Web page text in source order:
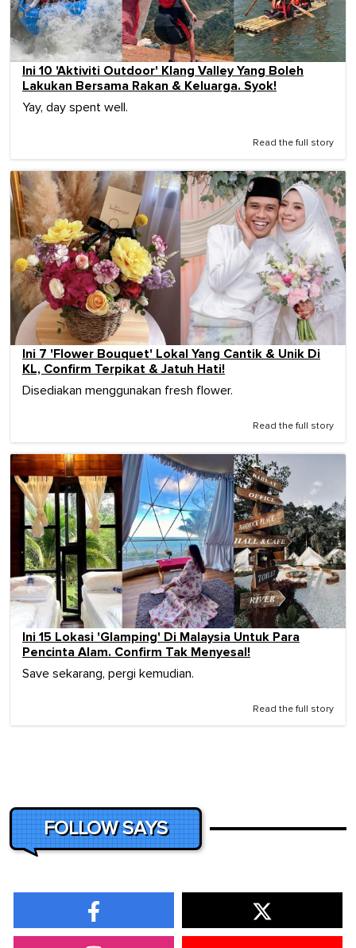
Ini 10 'Aktiviti Outdoor' Klang Valley Yang Boleh
Lakukan Bersama Rakan & Keluarga. Syok!
Yay, day spent well.
Read the full story
Ini 7 'Flower Bouquet' Lokal Yang Cantik & Unik Di
KL, Confirm Terpikat & Jatuh Hati!
Disediakan menggunakan fresh flower.
Read the full story
Ini 15 Lokasi 'Glamping' Di Malaysia Untuk Para
Pencinta Alam. Confirm Tak Menyesal!
Save sekarang, pergi kemudian.
Read the full story
FOLLOW SAYS